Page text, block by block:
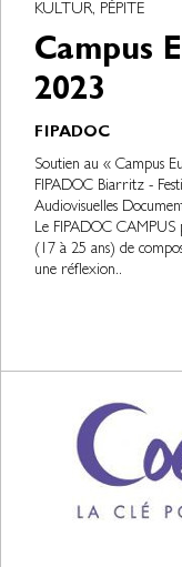
KULTUR, PÉPITE
Campus
2023
FIPADOC
Soutien au « Campus
FIPADOC Biarritz -
Audiovisuelles
Le FIPADOC CAMPUS
(17 à 25 ans) de
une réflexion..